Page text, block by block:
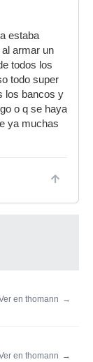
estaba
armar un
todos los
todo super
los bancos y
o q se haya
ya muchas
en thomann →
en thomann →